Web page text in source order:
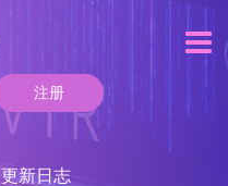
注册
更新日志